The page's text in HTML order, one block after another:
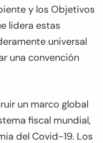
y los Objetivos
lidera estas
universal
una convención
un marco global
fiscal mundial,
del Covid-19. Los